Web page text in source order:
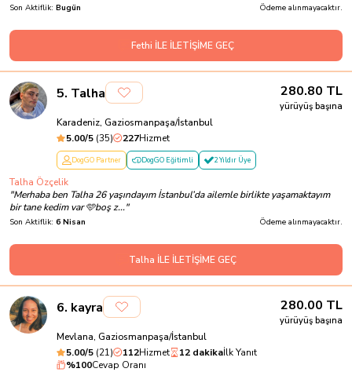
Son Aktiflik: Bugün Ödeme alınmayacaktır.
Fethi İLE İLETİŞİME GEÇ
5. Talha 280.80 TL
yürüyüş başına
Karadeniz, Gaziosmanpaşa/İstanbul
5.00/5 (35) 227Hizmet
DogGO Partner DogGO Eğitimli 2 Yıldır Üye
Talha Özçelik
"Merhaba ben Talha 26 yaşındayım İstanbul’da ailemle birlikte yaşamaktayım
bir tane kedim var 🩵boş z..."
Son Aktiflik: 6 Nisan Ödeme alınmayacaktır.
Talha İLE İLETİŞİME GEÇ
6. kayra 280.00 TL
yürüyüş başına
Mevlana, Gaziosmanpaşa/İstanbul
5.00/5 (21) 112Hizmet 12 dakikaİlk Yanıt
%100Cevap Oranı